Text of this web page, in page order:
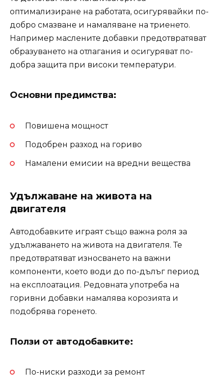
оптимализиране на работата, осигурявайки по-
добро смазване и намаляване на триенето.
Например маслените добавки предотвратяват
образуването на отлагания и осигуряват по-
добра защита при високи температури.
Основни предимства:
Повишена мощност
Подобрен разход на гориво
Намалени емисии на вредни вещества
Удължаване на живота на
двигателя
Автодобавките играят също важна роля за
удължаването на живота на двигателя. Те
предотвратяват износването на важни
компоненти, което води до по-дълъг период
на експлоатация. Редовната употреба на
горивни добавки намалява корозията и
подобрява горенето.
Ползи от автодобавките:
По-ниски разходи за ремонт